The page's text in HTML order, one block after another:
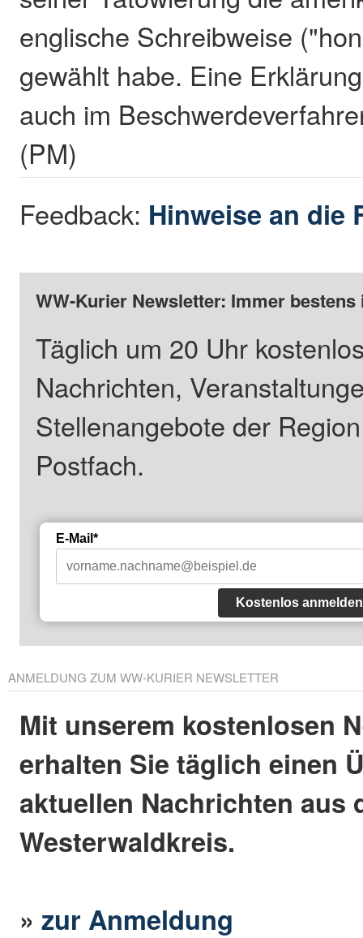
englische Schreibweise
gewählt habe. Eine
auch im
(PM)
Feedback: Hinweise an die
WW-Kurier Newsletter: Immer
Täglich um 20 Uhr
Nachrichten,
Stellenangebote der
Postfach.
E-Mail*
Kostenlos anmelden
ANMELDUNG ZUM WW-KURIER NEWSLETTER
Mit unserem kostenlosen
erhalten Sie täglich einen
aktuellen Nachrichten aus
Westerwaldkreis.
»zur Anmeldung